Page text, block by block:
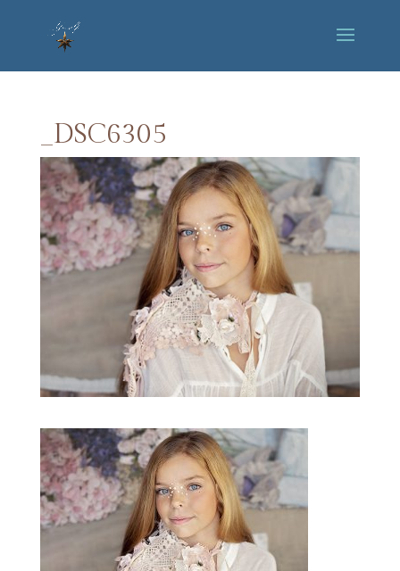
_DSC6305